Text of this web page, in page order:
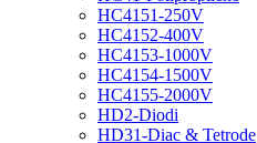
HC4151-250V
HC4152-400V
HC4153-1000V
HC4154-1500V
HC4155-2000V
HD2-Diodi
HD31-Diac & Tetrode